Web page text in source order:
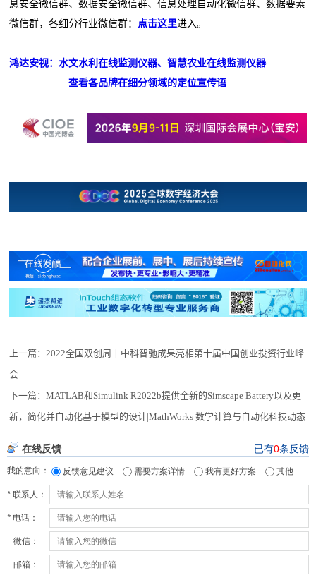
息安全微信群、数据安全微信群、信息处理自动化微信群、数据要素
微信群，各细分行业微信群：
点击这里进入。
鸿达安视：水文水利在线监测仪器、智慧农业在线监测仪器
查看各品牌在细分领域的定位宣传语
上一篇：2022全国双创周丨中科智驰成果亮相第十届中国创业投资行业峰
会
下一篇：MATLAB和Simulink R2022b提供全新的Simscape Battery以及更
新，简化并自动化基于模型的设计|MathWorks 数学计算与自动化科技动态